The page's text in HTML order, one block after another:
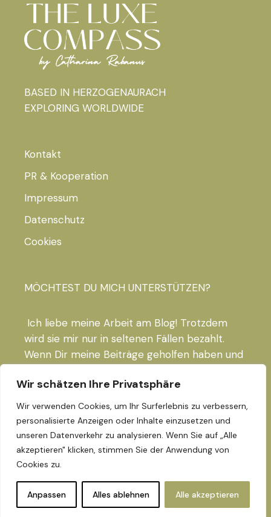
Wir schätzen Ihre Privatsphäre
Wir verwenden Cookies, um Ihr Surferlebnis zu verbessern,
personalisierte Anzeigen oder Inhalte einzusetzen und
unseren Datenverkehr zu analysieren. Wenn Sie auf „Alle
akzeptieren" klicken, stimmen Sie der Anwendung von
Cookies zu.
Anpassen Alles ablehnen Alle akzeptieren
BASED IN HERZOGENAURACH
EXPLORING WORLDWIDE
Kontakt
PR & Kooperation
Impressum
Datenschutz
Cookies
MÖCHTEST DU MICH UNTERSTÜTZEN?
Ich liebe meine Arbeit am Blog! Trotzdem
wird sie mir nur in seltenen Fällen bezahlt.
Wenn Dir meine Beiträge geholfen haben und
ich mich riesig über das nächste Glas
Orangensaft!
PAYPAL-LINK
© 2023 The Luxe Compass by Catharina Rabanus, All
Rights Reserved